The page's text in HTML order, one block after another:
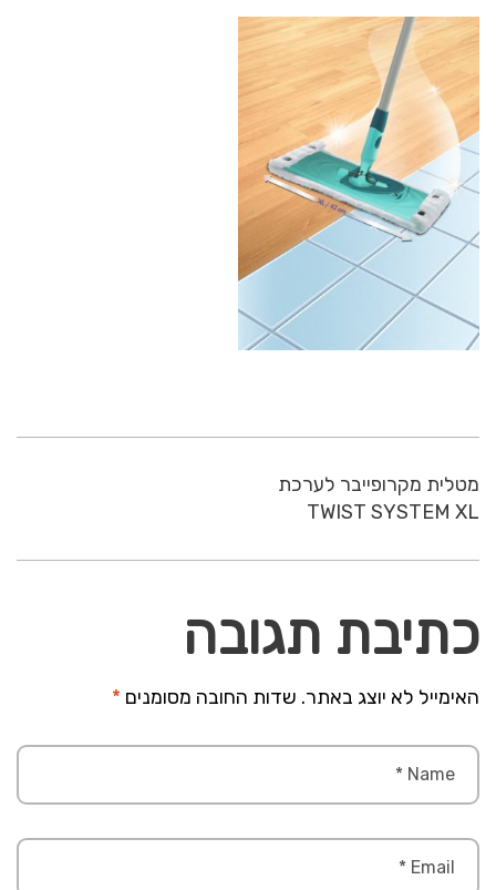
מטלית מקרופייבר לערכת
TWIST SYSTEM XL
כתיבת תגובה
האימייל לא יוצג באתר. שדות החובה מסומנים *